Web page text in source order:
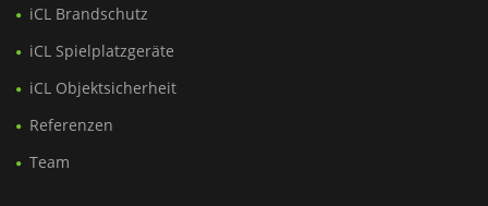
iCL Brandschutz
iCL Spielplatzgeräte
iCL Objektsicherheit
Referenzen
Team